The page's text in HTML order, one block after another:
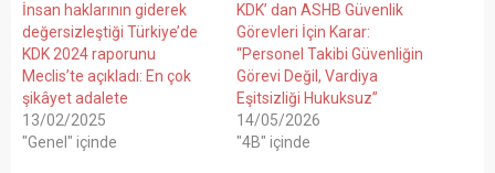
İnsan haklarının giderek
değersizleştiği Türkiye’de
KDK 2024 raporunu
Meclis’te açıkladı: En çok
şikâyet adalete
13/02/2025
"Genel" içinde
KDK’ dan ASHB Güvenlik
Görevleri İçin Karar:
“Personel Takibi Güvenliğin
Görevi Değil, Vardiya
Eşitsizliği Hukuksuz”
14/05/2026
"4B" içinde